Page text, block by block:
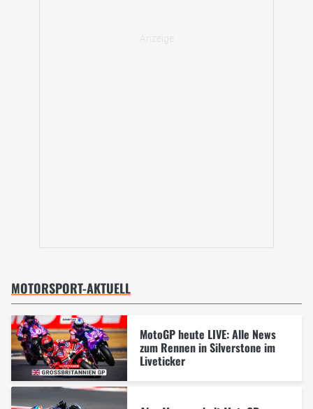
MOTORSPORT-AKTUELL
MotoGP heute LIVE: Alle News
zum Rennen in Silverstone im
Liveticker